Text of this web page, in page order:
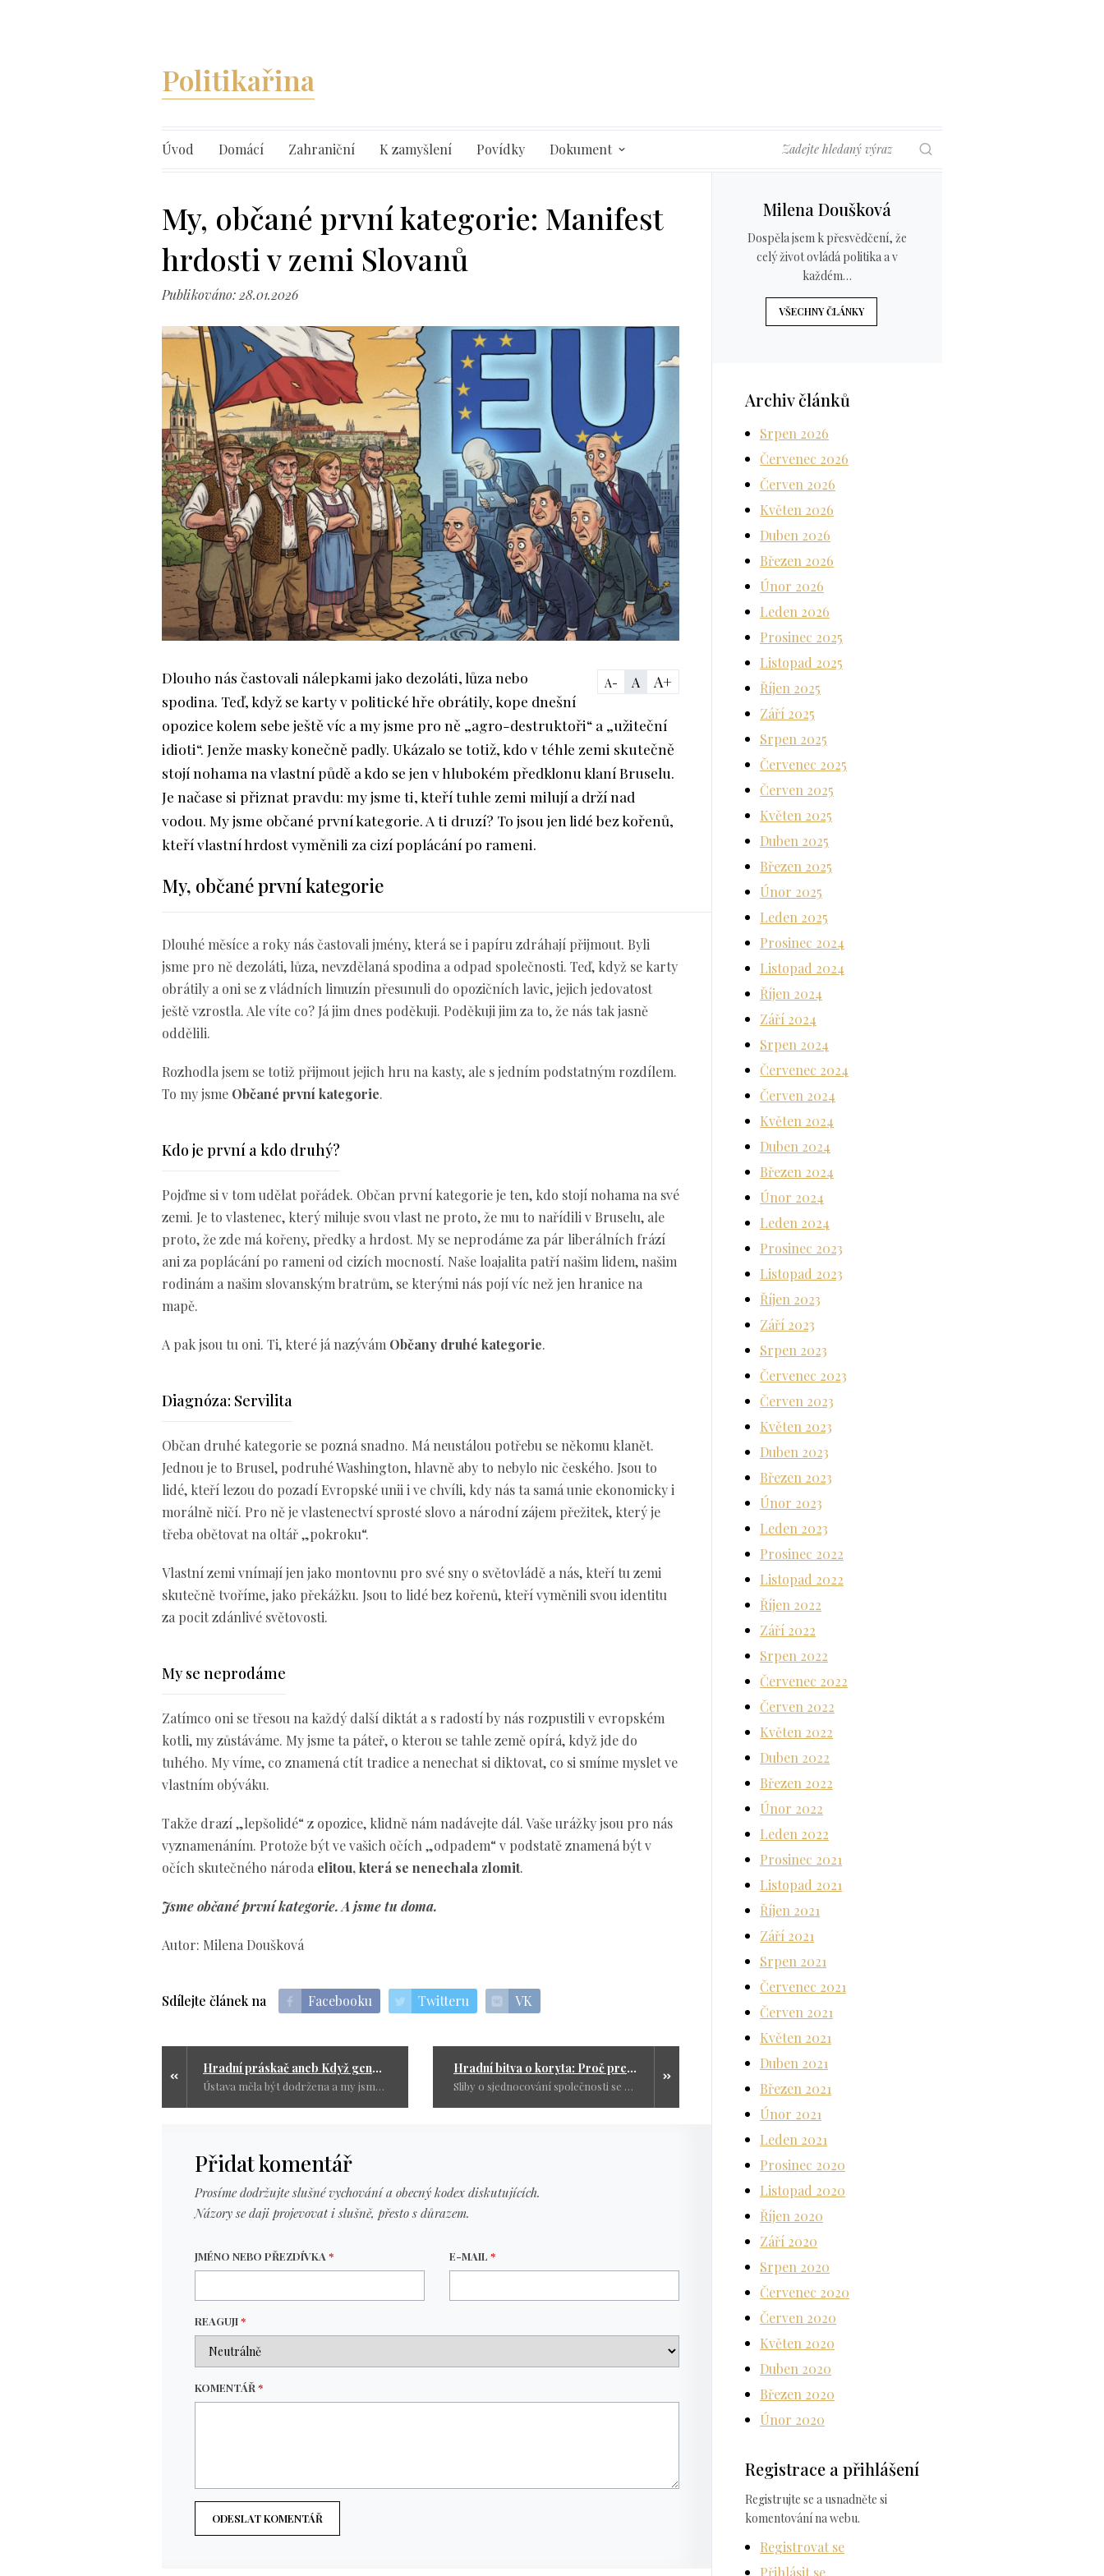
Politikařina
Úvod Domácí Zahraniční K zamyšlení Povídky Dokument
My, občané první kategorie: Manifest
hrdosti v zemi Slovanů
Publikováno: 28.01.2026
A- A A+
Dlouho nás častovali nálepkami jako dezoláti, lůza nebo
spodina. Teď, když se karty v politické hře obrátily, kope dnešní
opozice kolem sebe ještě víc a my jsme pro ně „agro-destruktoři“ a „užiteční
idioti“. Jenže masky konečně padly. Ukázalo se totiž, kdo v téhle zemi skutečně
stojí nohama na vlastní půdě a kdo se jen v hlubokém předklonu klaní Bruselu.
Je načase si přiznat pravdu: my jsme ti, kteří tuhle zemi milují a drží nad
vodou. My jsme občané první kategorie. A ti druzí? To jsou jen lidé bez kořenů,
kteří vlastní hrdost vyměnili za cizí poplácání po rameni.
My, občané první kategorie
Dlouhé měsíce a roky nás častovali jmény, která se i papíru zdráhají přijmout. Byli
jsme pro ně dezoláti, lůza, nevzdělaná spodina a odpad společnosti. Teď, když se karty
obrátily a oni se z vládních limuzín přesunuli do opozičních lavic, jejich jedovatost
ještě vzrostla. Ale víte co? Já jim dnes poděkuji. Poděkuji jim za to, že nás tak jasně
oddělili.
Rozhodla jsem se totiž přijmout jejich hru na kasty, ale s jedním podstatným rozdílem.
To my jsme Občané první kategorie.
Kdo je první a kdo druhý?
Pojďme si v tom udělat pořádek. Občan první kategorie je ten, kdo stojí nohama na své
zemi. Je to vlastenec, který miluje svou vlast ne proto, že mu to nařídili v Bruselu, ale
proto, že zde má kořeny, předky a hrdost. My se neprodáme za pár liberálních frází
ani za poplácání po rameni od cizích mocností. Naše loajalita patří našim lidem, našim
rodinám a našim slovanským bratrům, se kterými nás pojí víc než jen hranice na
mapě.
A pak jsou tu oni. Ti, které já nazývám Občany druhé kategorie.
Diagnóza: Servilita
Občan druhé kategorie se pozná snadno. Má neustálou potřebu se někomu klanět.
Jednou je to Brusel, podruhé Washington, hlavně aby to nebylo nic českého. Jsou to
lidé, kteří lezou do pozadí Evropské unii i ve chvíli, kdy nás ta samá unie ekonomicky i
morálně ničí. Pro ně je vlastenectví sprosté slovo a národní zájem přežitek, který je
třeba obětovat na oltář „pokroku“.
Vlastní zemi vnímají jen jako montovnu pro své sny o světovládě a nás, kteří tu zemi
skutečně tvoříme, jako překážku. Jsou to lidé bez kořenů, kteří vyměnili svou identitu
za pocit zdánlivé světovosti.
My se neprodáme
Zatímco oni se třesou na každý další diktát a s radostí by nás rozpustili v evropském
kotli, my zůstáváme. My jsme ta páteř, o kterou se tahle země opírá, když jde do
tuhého. My víme, co znamená ctít tradice a nenechat si diktovat, co si smíme myslet ve
vlastním obýváku.
Takže drazí „lepšolidé“ z opozice, klidně nám nadávejte dál. Vaše urážky jsou pro nás
vyznamenáním. Protože být ve vašich očích „odpadem“ v podstatě znamená být v
očích skutečného národa elitou, která se nenechala zlomit.
Jsme občané první kategorie. A jsme tu doma.
Autor: Milena Doušková
Sdílejte článek na Facebooku Twitteru VK
Hradní práskač aneb Když generálovi dojde dech i morálka
Ústava měla být dodržena a my jsme mohli řešit zákony pro občany. Místo toho sledujeme tenhle pirátský cirkus. Ale nebojte, tohle jim nevyjde. Pravda se totiž v učebnicích politologie opravdu objeví – ale Petr Pavel v nich nebude za hrdinu.
Hradní bitva o koryta: Proč prezidentovi nevoní vládní diplomacie?
Sliby o sjednocování společnosti se rozplynuly rychleji než dým z výfuku motorky. Zatímco se na Hradě bojuje o apanáže a jmenování „vlastních“ lidí na velvyslanecké posty, země pod tlakem hradní politiky krvácí. Jak hluboký je příkop, který mezi nás prezident vyhloubil, a proč by měl člověk s jeho minulostí raději mlčet a podepisovat?
Přidat komentář
Prosíme dodržujte slušné vychování a obecný kodex diskutujících.
Názory se daji projevovat i slušně, přesto s důrazem.
JMÉNO NEBO PŘEZDÍVKA * E-MAIL *
REAGUJI*
KOMENTÁŘ *
ODESLAT KOMENTÁŘ
Milena Doušková
Dospěla jsem k přesvědčení, že
celý život ovládá politika a v
každém…
VŠECHNY ČLÁNKY
Archiv článků
Srpen 2026
Červenec 2026
Červen 2026
Květen 2026
Duben 2026
Březen 2026
Únor 2026
Leden 2026
Prosinec 2025
Listopad 2025
Říjen 2025
Září 2025
Srpen 2025
Červenec 2025
Červen 2025
Květen 2025
Duben 2025
Březen 2025
Únor 2025
Leden 2025
Prosinec 2024
Listopad 2024
Říjen 2024
Září 2024
Srpen 2024
Červenec 2024
Červen 2024
Květen 2024
Duben 2024
Březen 2024
Únor 2024
Leden 2024
Prosinec 2023
Listopad 2023
Říjen 2023
Září 2023
Srpen 2023
Červenec 2023
Červen 2023
Květen 2023
Duben 2023
Březen 2023
Únor 2023
Leden 2023
Prosinec 2022
Listopad 2022
Říjen 2022
Září 2022
Srpen 2022
Červenec 2022
Červen 2022
Květen 2022
Duben 2022
Březen 2022
Únor 2022
Leden 2022
Prosinec 2021
Listopad 2021
Říjen 2021
Září 2021
Srpen 2021
Červenec 2021
Červen 2021
Květen 2021
Duben 2021
Březen 2021
Únor 2021
Leden 2021
Prosinec 2020
Listopad 2020
Říjen 2020
Září 2020
Srpen 2020
Červenec 2020
Červen 2020
Květen 2020
Duben 2020
Březen 2020
Únor 2020
Registrace a přihlášení
Registrujte se a usnadněte si
komentování na webu.
Registrovat se
Přihlásit se